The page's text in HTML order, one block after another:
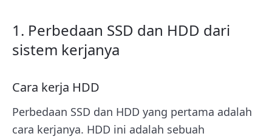
1. Perbedaan SSD dan HDD dari
sistem kerjanya
Cara kerja HDD
Perbedaan SSD dan HDD yang pertama adalah
cara kerjanya. HDD ini adalah sebuah